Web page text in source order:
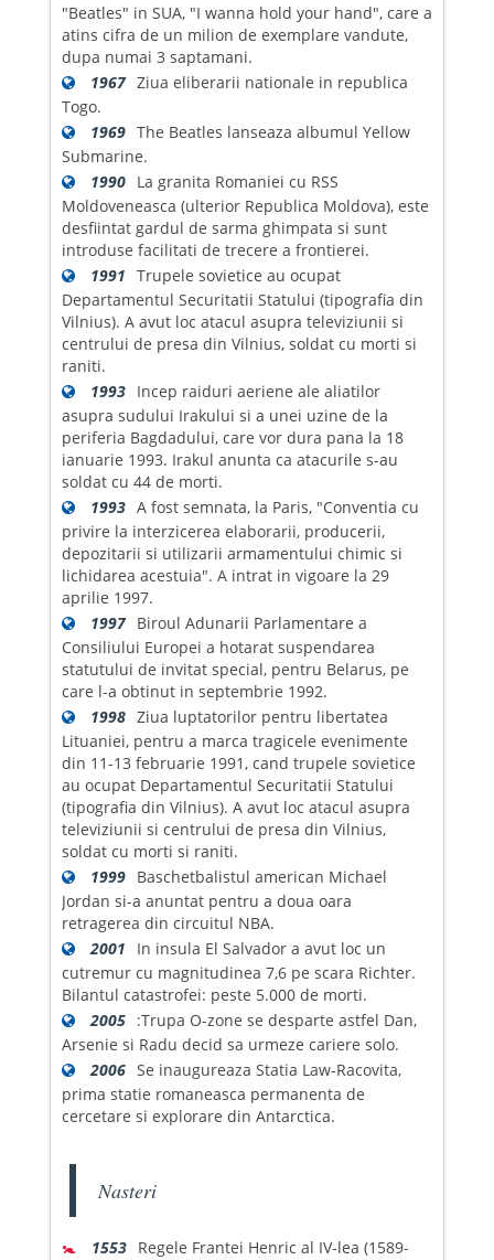
"Beatles" in SUA, "I wanna hold your hand", care a
atins cifra de un milion de exemplare vandute,
dupa numai 3 saptamani.
1967 Ziua eliberarii nationale in republica
Togo.
1969 The Beatles lanseaza albumul Yellow
Submarine.
1990 La granita Romaniei cu RSS
Moldoveneasca (ulterior Republica Moldova), este
desfiintat gardul de sarma ghimpata si sunt
introduse facilitati de trecere a frontierei.
1991 Trupele sovietice au ocupat
Departamentul Securitatii Statului (tipografia din
Vilnius). A avut loc atacul asupra televiziunii si
centrului de presa din Vilnius, soldat cu morti si
raniti.
1993 Incep raiduri aeriene ale aliatilor
asupra sudului Irakului si a unei uzine de la
periferia Bagdadului, care vor dura pana la 18
ianuarie 1993. Irakul anunta ca atacurile s-au
soldat cu 44 de morti.
1993 A fost semnata, la Paris, "Conventia cu
privire la interzicerea elaborarii, producerii,
depozitarii si utilizarii armamentului chimic si
lichidarea acestuia". A intrat in vigoare la 29
aprilie 1997.
1997 Biroul Adunarii Parlamentare a
Consiliului Europei a hotarat suspendarea
statutului de invitat special, pentru Belarus, pe
care l-a obtinut in septembrie 1992.
1998 Ziua luptatorilor pentru libertatea
Lituaniei, pentru a marca tragicele evenimente
din 11-13 februarie 1991, cand trupele sovietice
au ocupat Departamentul Securitatii Statului
(tipografia din Vilnius). A avut loc atacul asupra
televiziunii si centrului de presa din Vilnius,
soldat cu morti si raniti.
1999 Baschetbalistul american Michael
Jordan si-a anuntat pentru a doua oara
retragerea din circuitul NBA.
2001
In insula El Salvador a avut loc un
cutremur cu magnitudinea 7,6 pe scara Richter.
Bilantul catastrofei: peste 5.000 de morti.
2005 :Trupa O-zone se desparte astfel Dan,
Arsenie si Radu decid sa urmeze cariere solo.
2006 Se inaugureaza Statia Law-Racovita,
prima statie romaneasca permanenta de
cercetare si explorare din Antarctica.
Nasteri
🚼 1553 Regele Frantei Henric al IV-lea (1589-